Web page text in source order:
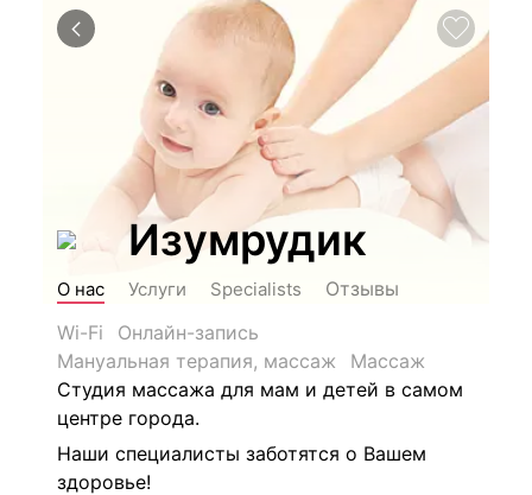
Изумрудик
О нас Услуги Specialists
Отзывы
Wi-Fi
Онлайн-запись
Мануальная терапия, массаж
Массаж
Студия массажа для мам и детей в самом
центре города.
Наши специалисты заботятся о Вашем
здоровье!